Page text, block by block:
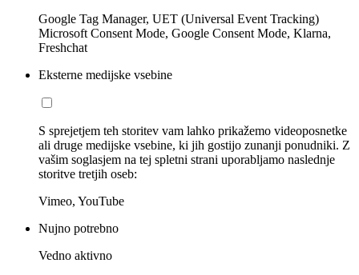
Google Tag Manager, UET (Universal Event Tracking)
Microsoft Consent Mode, Google Consent Mode, Klarna,
Freshchat
Eksterne medijske vsebine
S sprejetjem teh storitev vam lahko prikažemo videoposnetke
ali druge medijske vsebine, ki jih gostijo zunanji ponudniki. Z
vašim soglasjem na tej spletni strani uporabljamo naslednje
storitve tretjih oseb:
Vimeo, YouTube
Nujno potrebno
Vedno aktivno